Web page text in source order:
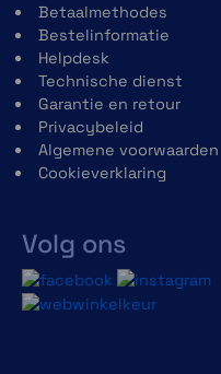
Betaalmethodes
Bestelinformatie
Helpdesk
Technische dienst
Garantie en retour
Privacybeleid
Algemene voorwaarden
Cookieverklaring
Volg ons